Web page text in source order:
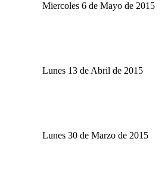
Miercoles 6 de Mayo de 2015
Lunes 13 de Abril de 2015
Lunes 30 de Marzo de 2015